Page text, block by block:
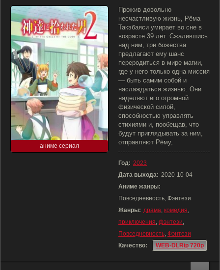
аниме сериал
Прожив довольно
несчастливую жизнь, Рёма
Такэбаяси умирает во сне в
возрасте 39 лет. Сжалившись
над ним, три божества
предлагают ему шанс
переродиться в мире магии,
где у него только одна миссия
— быть самим собой и
наслаждаться жизнью. Они
наделяют его огромной
физической силой,
способностью управлять
стихиями и, пообещав, что
будут приглядывать за ним,
отправляют Рёму,
Год: 2023
Дата выхода: 2020-10-04
Аниме жанры:
Повседневность, Фэнтези
Жанры: драма, комедия,
приключения, фэнтези,
Повседневность, Фэнтези
Качество:
WEB-DLRip 720p